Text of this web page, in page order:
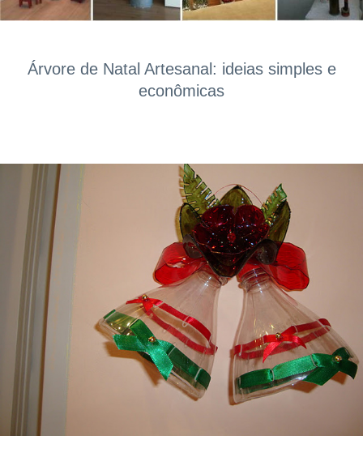
Árvore de Natal Artesanal: ideias simples e
econômicas